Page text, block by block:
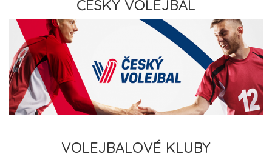
ČESKÝ VOLEJBAL
VOLEJBALOVÉ KLUBY